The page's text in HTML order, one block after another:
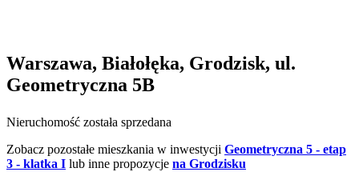
Warszawa, Białołęka, Grodzisk, ul.
Geometryczna 5B
Nieruchomość została sprzedana
Zobacz pozostałe mieszkania w inwestycji Geometryczna 5 - etap
3 - klatka I lub inne propozycje na Grodzisku